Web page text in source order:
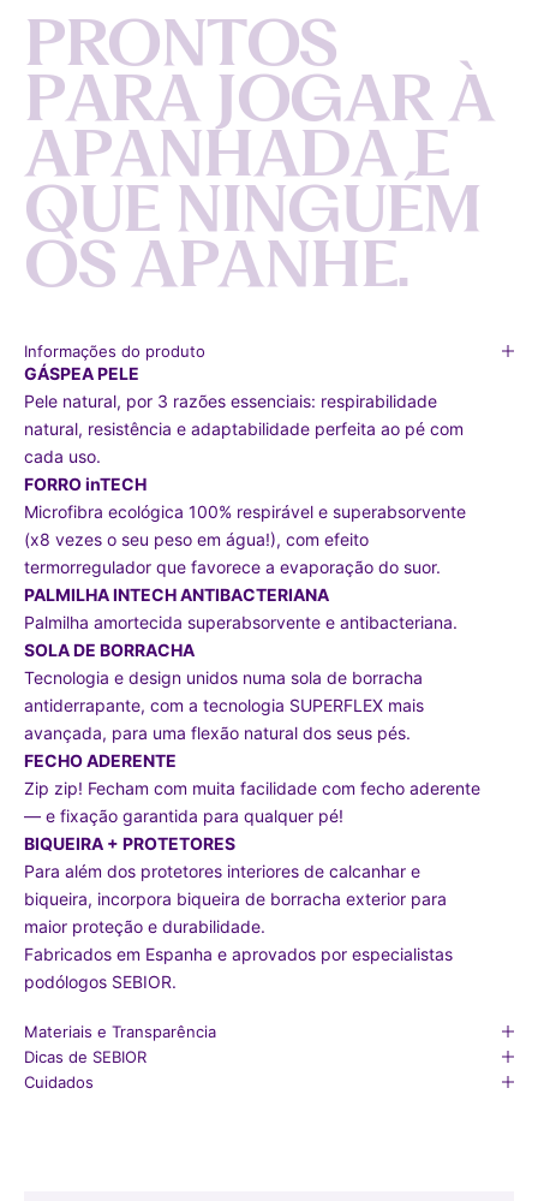
PRONTOS
PARA JOGAR À
APANHADA E
QUE NINGUÉM
OS APANHE.
Informações do produto
GÁSPEA PELE
Pele natural, por 3 razões essenciais: respirabilidade
natural, resistência e adaptabilidade perfeita ao pé com
cada uso.
FORRO inTECH
Microfibra ecológica 100% respirável e superabsorvente
(x8 vezes o seu peso em água!), com efeito
termorregulador que favorece a evaporação do suor.
PALMILHA INTECH ANTIBACTERIANA
Palmilha amortecida superabsorvente e antibacteriana.
SOLA DE BORRACHA
Tecnologia e design unidos numa sola de borracha
antiderrapante, com a tecnologia SUPERFLEX mais
avançada, para uma flexão natural dos seus pés.
FECHO ADERENTE
Zip zip! Fecham com muita facilidade com fecho aderente
— e fixação garantida para qualquer pé!
BIQUEIRA + PROTETORES
Para além dos protetores interiores de calcanhar e
biqueira, incorpora biqueira de borracha exterior para
maior proteção e durabilidade.
Fabricados em Espanha e aprovados por especialistas
podólogos SEBIOR.
Materiais e Transparência
Dicas de SEBIOR
Cuidados